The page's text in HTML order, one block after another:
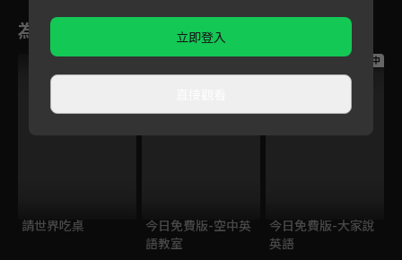
為您推薦
跟播中
請世界吃桌
跟播中
今日免費版-空中英
語教室
跟播中
今日免費版-大家說
英語
立即登入